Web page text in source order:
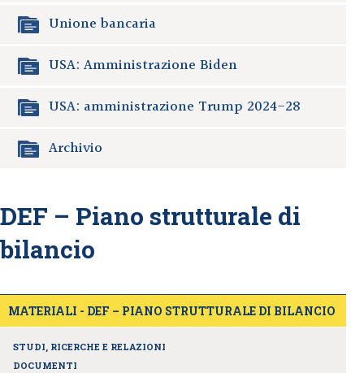
Unione bancaria
USA: Amministrazione Biden
USA: amministrazione Trump 2024-28
Archivio
DEF – Piano strutturale di
bilancio
MATERIALI - DEF – PIANO STRUTTURALE DI BILANCIO
STUDI, RICERCHE E RELAZIONI
DOCUMENTI